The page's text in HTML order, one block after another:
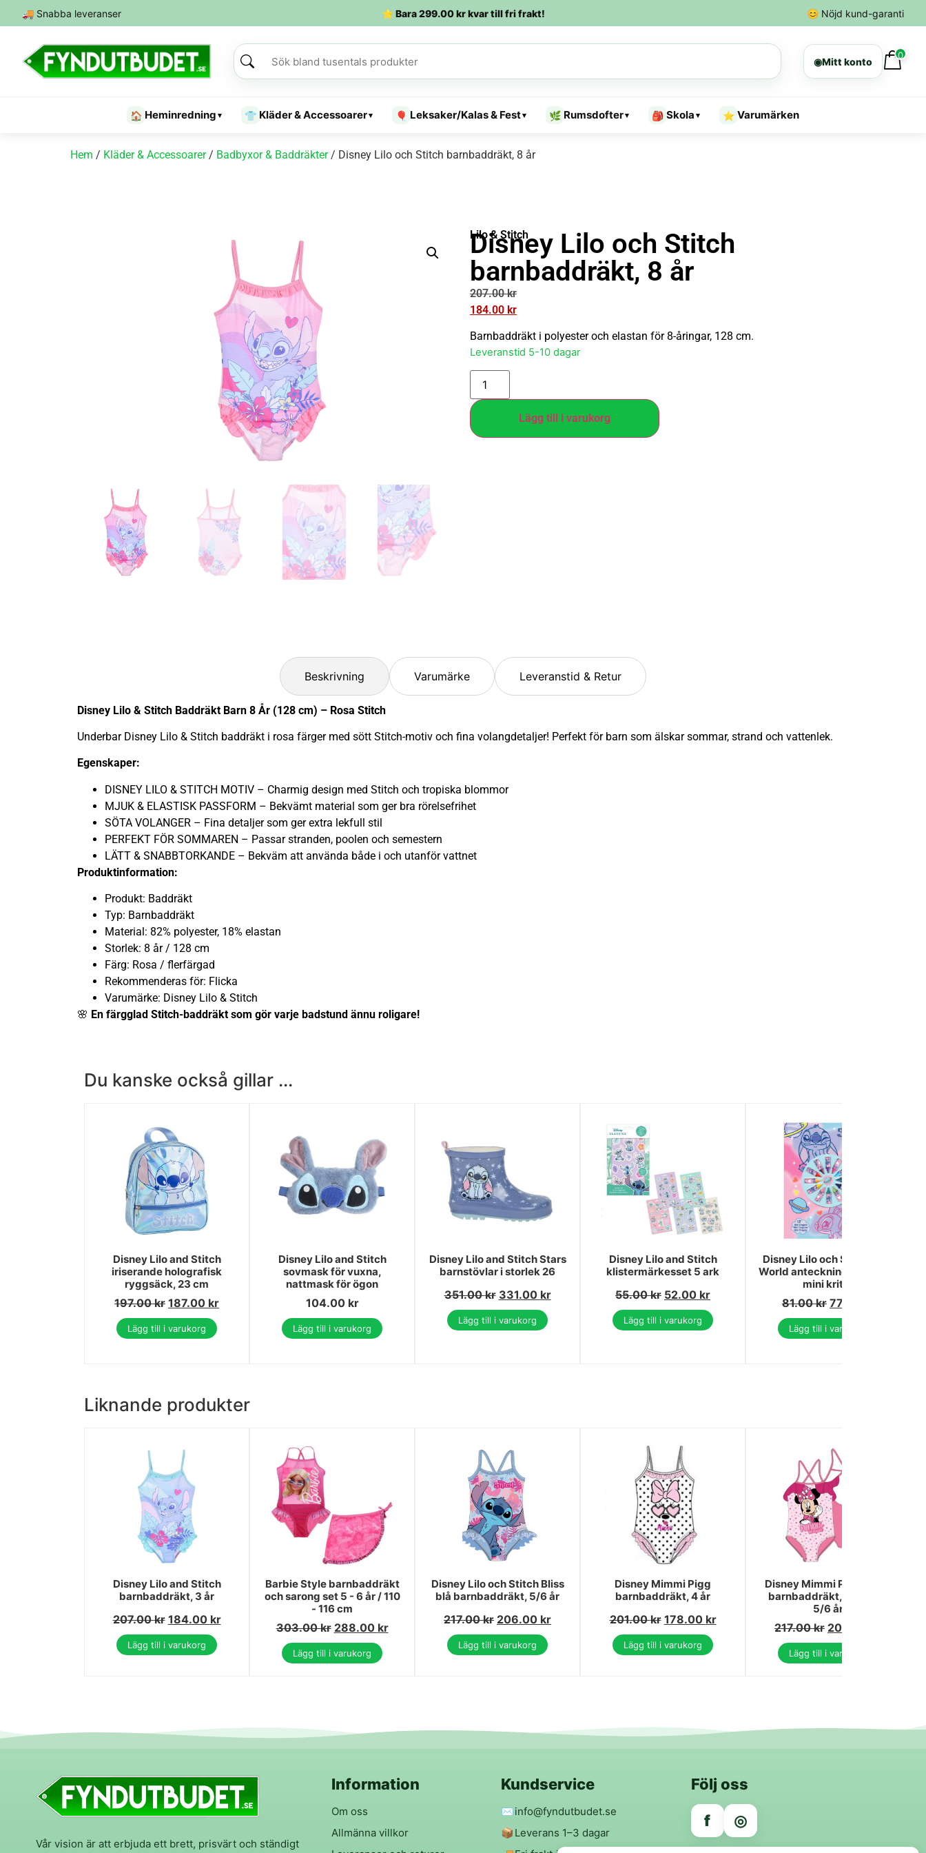
🚚 Snabba leveranser ⭐ Bara299.00krkvar till fri frakt! 😊 Nöjd kund-garanti
◉Mitt konto
0
🏠 Heminredning ▾ 👕 Kläder & Accessoarer▾ 🎈 Leksaker/Kalas & Fest▾ 🌿 Rumsdofter▾ 🎒 Skola ▾ ⭐ Varumärken
Hem / Kläder & Accessoarer/ Badbyxor & Baddräkter/ Disney Lilo och Stitch barnbaddräkt, 8 år
Lilo & Stitch
Disney Lilo och Stitch
barnbaddräkt, 8 år
207.00kr
184.00 kr
Barnbaddräkt i polyester och elastan för 8-åringar, 128 cm.
Leveranstid 5-10 dagar
Lägg till i varukorg
Beskrivning Varumärke Leveranstid & Retur
Disney Lilo & Stitch Baddräkt Barn 8 År (128 cm) – Rosa Stitch
Underbar Disney Lilo & Stitch baddräkt i rosa färger med sött Stitch-motiv och fina volangdetaljer! Perfekt för barn som älskar sommar, strand och vattenlek.
Egenskaper:
DISNEY LILO & STITCH MOTIV – Charmig design med Stitch och tropiska blommor
MJUK & ELASTISK PASSFORM – Bekvämt material som ger bra rörelsefrihet
SÖTA VOLANGER – Fina detaljer som ger extra lekfull stil
PERFEKT FÖR SOMMAREN – Passar stranden, poolen och semestern
LÄTT & SNABBTORKANDE – Bekväm att använda både i och utanför vattnet
Produktinformation:
Produkt: Baddräkt
Typ: Barnbaddräkt
Material: 82% polyester, 18% elastan
Storlek: 8 år / 128 cm
Färg: Rosa / flerfärgad
Rekommenderas för: Flicka
Varumärke: Disney Lilo & Stitch
🌸 En färgglad Stitch-baddräkt som gör varje badstund ännu roligare!
Du kanske också gillar ...
Disney Lilo and Stitch
iriserande holografisk
ryggsäck, 23 cm
197.00kr 187.00 kr
Lägg till i varukorg
Disney Lilo and Stitch
sovmask för vuxna,
nattmask för ögon
104.00 kr
Lägg till i varukorg
Disney Lilo and Stitch Stars
barnstövlar i storlek 26
351.00kr 331.00 kr
Lägg till i varukorg
Disney Lilo and Stitch
klistermärkesset 5 ark
55.00kr 52.00 kr
Lägg till i varukorg
Disney Lilo och Stitch This
World anteckningsbok med
mini kritor
81.00kr 77.00
Lägg till i varukorg
Liknande produkter
Disney Lilo and Stitch
barnbaddräkt, 3 år
207.00kr 184.00 kr
Lägg till i varukorg
Barbie Style barnbaddräkt
och sarong set 5 - 6 år / 110
- 116 cm
303.00kr 288.00 kr
Lägg till i varukorg
Disney Lilo och Stitch Bliss
blå barnbaddräkt, 5/6 år
217.00kr 206.00 kr
Lägg till i varukorg
Disney Mimmi Pigg
barnbaddräkt, 4 år
201.00kr 178.00 kr
Lägg till i varukorg
Disney Mimmi Pigg Dotty
barnbaddräkt, simmare
5/6 år
217.00kr 206.00
Lägg till i varukorg
Vår vision är att erbjuda ett brett, prisvärt och ständigt
Information
Om oss
Allmänna villkor
Kundservice
✉️info@fyndutbudet.se
📦 Leverans 1–3 dagar
Följ oss
f ◎